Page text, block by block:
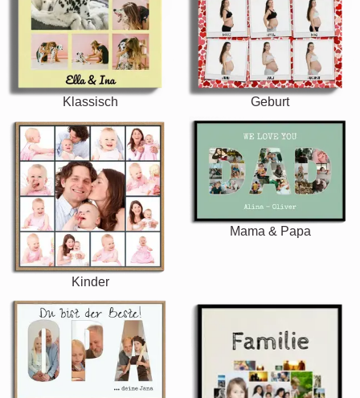
Klassisch Geburt
Kinder
Mama & Papa